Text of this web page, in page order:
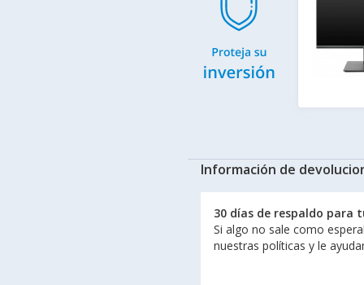
Información de
30 días de respaldo para
Si algo no sale como
nuestras políticas y le